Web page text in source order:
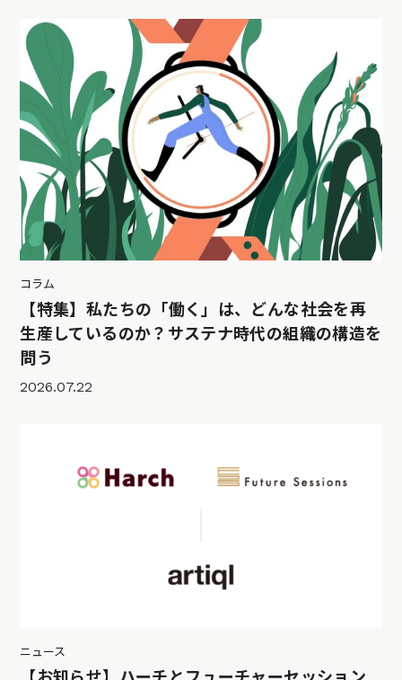
コラム
【特集】私たちの「働く」は、どんな社会を再
生産しているのか？サステナ時代の組織の構造を
問う
2026.07.22
ニュース